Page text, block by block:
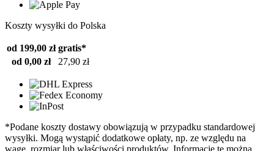
Koszty wysyłki do Polska
od 199,00 zł gratis*
od 0,00 zł
27,90 zł
*Podane koszty dostawy obowiązują w przypadku standardowej
wysyłki. Mogą wystąpić dodatkowe opłaty, np. ze względu na
wagę, rozmiar lub właściwości produktów. Informacje te można